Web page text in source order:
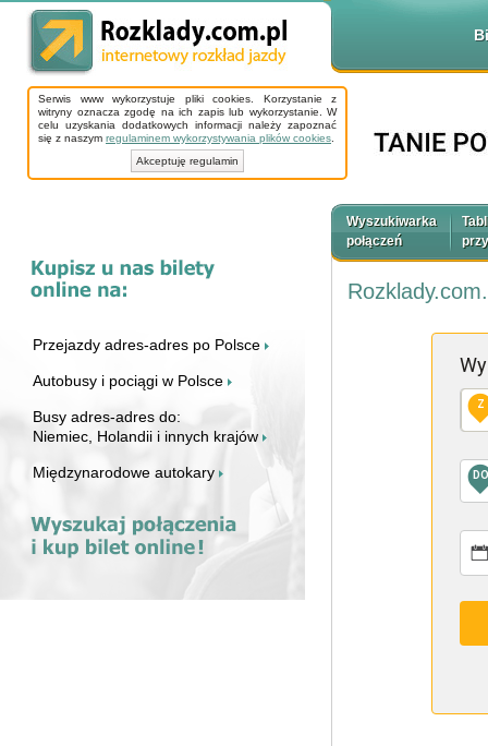
Serwis www wykorzystuje pliki cookies. Korzystanie z
witryny oznacza zgodę na ich zapis lub wykorzystanie. W
celu uzyskania dodatkowych informacji należy zapoznać
się z naszym regulaminem wykorzystywania plików cookies
Akceptuję regulamin
Przejazdy adres-adres po Polsce
Autobusy i pociągi w Polsce
Busy adres-adres do:
Niemiec, Holandii i innych krajów
Międzynarodowe autokary
Wyszukiwarka
połączeń
Z
DO